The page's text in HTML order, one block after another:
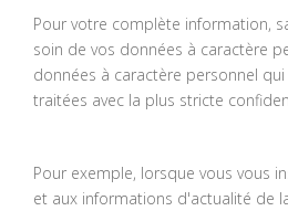
Pour votre complète information,
soin de vos données à caractère
données à caractère personnel
traitées avec la plus stricte
Pour exemple, lorsque vous vous
et aux informations d'actualité de